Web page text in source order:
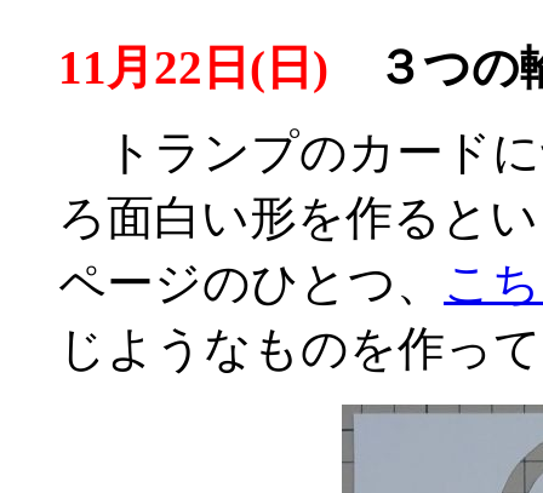
11月22日(日) ３つの
トランプのカード
ろ面白い形を作ると
ページのひとつ、 こ
じようなものを作っ